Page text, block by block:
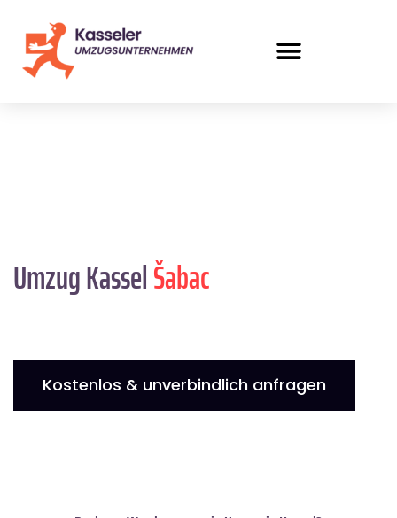
Umzug KasselŠabac
Kostenlos & unverbindlich anfragen